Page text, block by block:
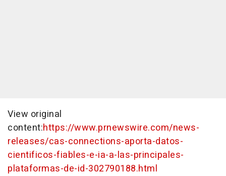
View original
content:https://www.prnewswire.com/news-
releases/cas-connections-aporta-datos-
cientificos-fiables-e-ia-a-las-principales-
plataformas-de-id-302790188.html